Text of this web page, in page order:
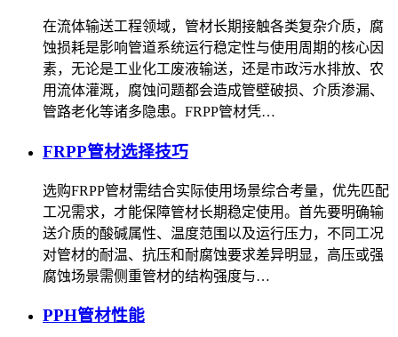
在流体输送工程领域，管材长期接触各类复杂介质，腐
蚀损耗是影响管道系统运行稳定性与使用周期的核心因
素，无论是工业化工废液输送，还是市政污水排放、农
用流体灌溉，腐蚀问题都会造成管壁破损、介质渗漏、
管路老化等诸多隐患。FRPP管材凭…
FRPP管材选择技巧
选购FRPP管材需结合实际使用场景综合考量，优先匹配
工况需求，才能保障管材长期稳定使用。首先要明确输
送介质的酸碱属性、温度范围以及运行压力，不同工况
对管材的耐温、抗压和耐腐蚀要求差异明显，高压或强
腐蚀场景需侧重管材的结构强度与…
PPH管材性能